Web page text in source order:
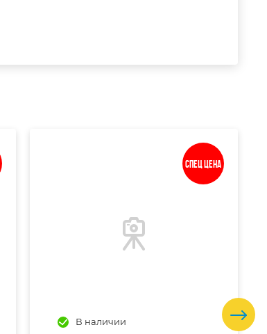
Спец цена
В наличии